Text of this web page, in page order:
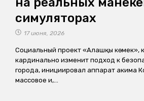
симуляторах
17 июня, 2026
Социальный проект «Алғашқы көмек»,
кардинально изменит подход к
города, инициировал аппарат акима
массовое и,…